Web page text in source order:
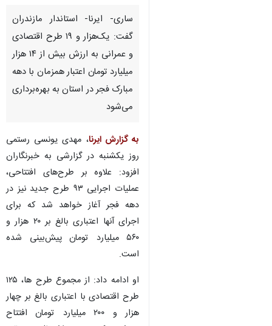
ساری- ایرنا- استاندار مازندران
گفت: یک‌هزار و ۱۹ طرح اقتصادی
و عمرانی به ارزش بیش از ۱۴ هزار
میلیارد تومان اعتبار همزمان با دهه
مبارک فجر در استان به بهره‌برداری
می‌شود
به گزارش ایرنا، مهدی یونسی رستمی
روز یکشنبه در گزارشی به خبرنگاران
افزود: علاوه بر طرح‌های افتتاحی،
عملیات اجرایی ۹۳ طرح جدید نیز در
دهه فجر آغاز خواهد شد که برای
اجرای آنها اعتباری بالغ بر ۲۰ هزار و
۵۶۰ میلیارد تومان پیش‌بینی شده
است.
او ادامه داد: از مجموع طرح ها، ۱۲۵
طرح اقتصادی با اعتباری بالغ بر چهار
هزار و ۲۰۰ میلیارد تومان افتتاح